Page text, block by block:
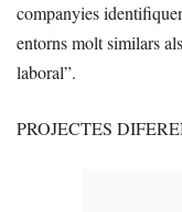
companyies
entorns molt similars
laboral”.
PROJECTES